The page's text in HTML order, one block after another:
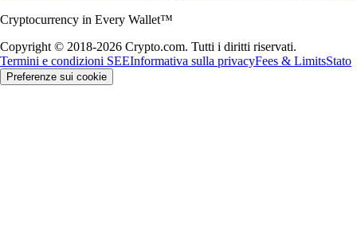
Cryptocurrency in Every Wallet™
Copyright © 2018-2026 Crypto.com. Tutti i diritti riservati.
Termini e condizioni SEEInformativa sulla privacyFees & LimitsStato
Preferenze sui cookie